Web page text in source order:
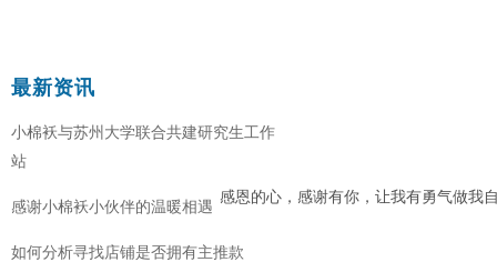
最新资讯
小棉袄与苏州大学联合共建研究生工作
站
感谢小棉袄小伙伴的温暖相遇
如何分析寻找店铺是否拥有主推款
感恩的心，感谢有你，让我有勇气做我